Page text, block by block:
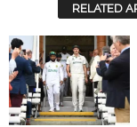
RELATED